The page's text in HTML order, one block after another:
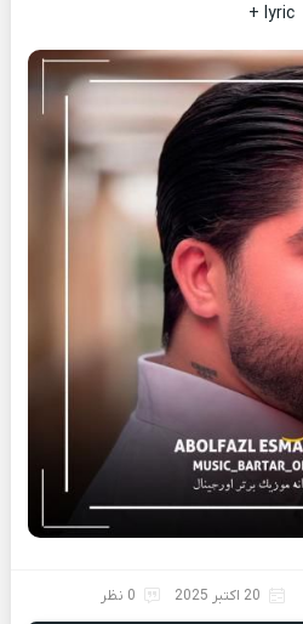
+ lyric
20 اکتبر 2025 0 نظر